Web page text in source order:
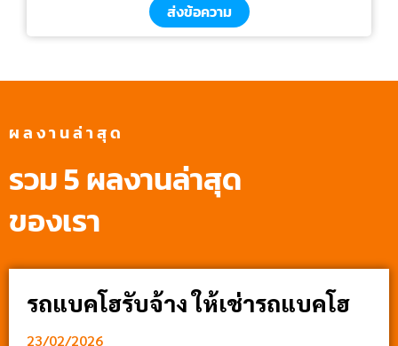
ส่งข้อความ
ผลงานล่าสุด
รวม 5 ผลงานล่าสุด
ของเรา
รถแบคโฮรับจ้าง ให้เช่ารถแบคโฮ
23/02/2026